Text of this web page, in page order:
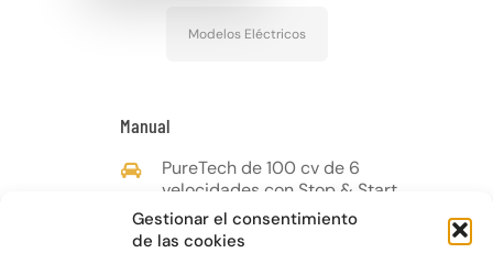
Gestionar el consentimiento
de las cookies
Modelos Eléctricos
Manual
PureTech de 100 cv de 6
velocidades con Stop & Start
PureTech de 130 cv de 6
velocidades con Stop & Start